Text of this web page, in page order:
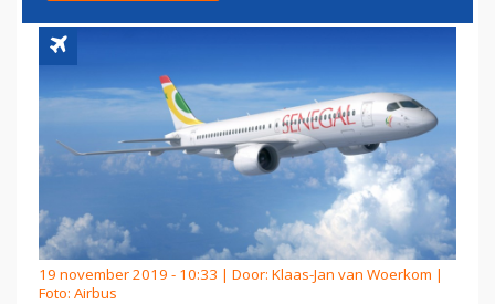
19 november 2019 - 10:33 | Door: Klaas-Jan van Woerkom |
Foto: Airbus